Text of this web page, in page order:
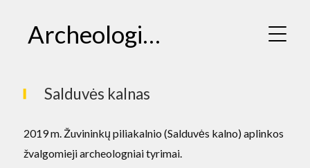
Archeologiniai tyrimai
Salduvės kalnas
2019 m. Žuvininkų piliakalnio (Salduvės kalno) aplinkos
žvalgomieji archeologniai tyrimai.